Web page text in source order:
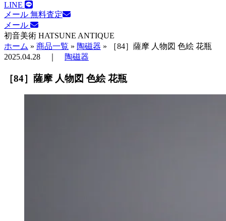
LINE
メール 無料査定
メール
初音美術 HATSUNE ANTIQUE
ホーム » 商品一覧 » 陶磁器 » ［84］薩摩 人物図 色絵 花瓶
2025.04.28
陶磁器
［84］薩摩 人物図 色絵 花瓶